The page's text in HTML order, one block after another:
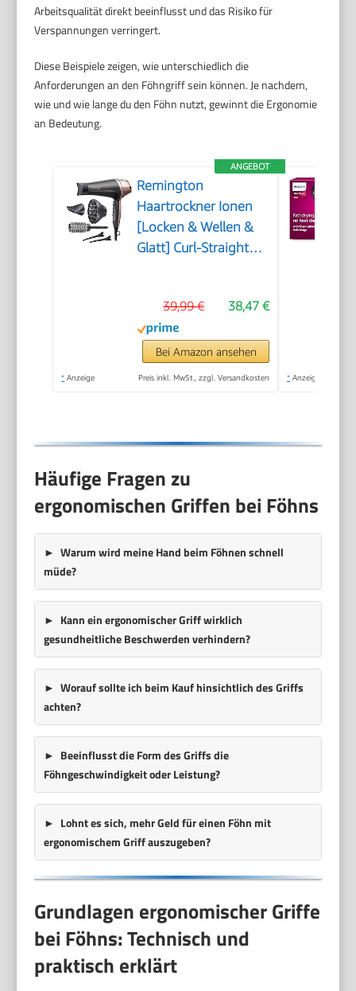
Arbeitsqualität direkt beeinflusst und das Risiko für
Verspannungen verringert.
Diese Beispiele zeigen, wie unterschiedlich die
Anforderungen an den Föhngriff sein können. Je nachdem,
wie und wie lange du den Föhn nutzt, gewinnt die Ergonomie
an Bedeutung.
ANGEBOT
Remington
Haartrockner Ionen
[Locken & Wellen &
Glatt] Curl-Straight
konisch & Locken-
Stylingdüse &
Diffusor, 45mm
Rundbürste &
38,47 €
39,99 €
Bei Amazon ansehen
* Anzeige Preis inkl. MwSt., zzgl. Versandkosten * Anzeige
Häufige Fragen zu
ergonomischen Griffen bei Föhns
Warum wird meine Hand beim Föhnen schnell
müde?
Kann ein ergonomischer Griff wirklich
gesundheitliche Beschwerden verhindern?
Worauf sollte ich beim Kauf hinsichtlich des Griffs
achten?
Beeinflusst die Form des Griffs die
Föhngeschwindigkeit oder Leistung?
Lohnt es sich, mehr Geld für einen Föhn mit
ergonomischem Griff auszugeben?
Grundlagen ergonomischer Griffe
bei Föhns: Technisch und
praktisch erklärt